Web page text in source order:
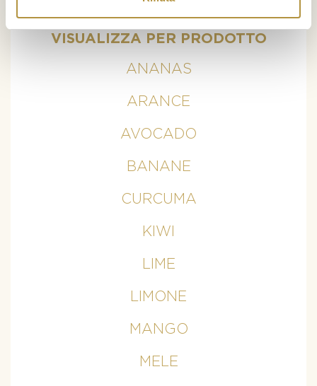
...
VISUALIZZA PER PRODOTTO
ANANAS
ARANCE
AVOCADO
BANANE
CURCUMA
KIWI
LIME
LIMONE
MANGO
MELE